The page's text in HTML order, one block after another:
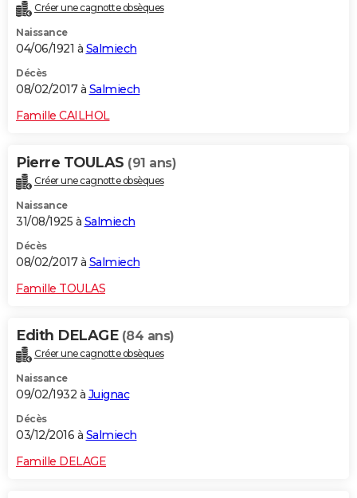
Créer une cagnotte obsèques
Naissance
04/06/1921 à Salmiech
Décès
08/02/2017 à Salmiech
Famille CAILHOL
Pierre TOULAS (91 ans)
Créer une cagnotte obsèques
Naissance
31/08/1925 à Salmiech
Décès
08/02/2017 à Salmiech
Famille TOULAS
Edith DELAGE (84 ans)
Créer une cagnotte obsèques
Naissance
09/02/1932 à Juignac
Décès
03/12/2016 à Salmiech
Famille DELAGE